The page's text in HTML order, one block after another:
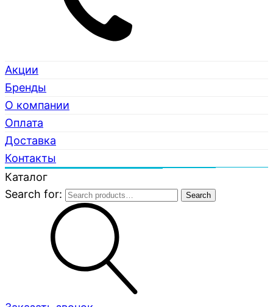
Акции
Бренды
О компании
Оплата
Доставка
Контакты
Каталог
Search for:
Search